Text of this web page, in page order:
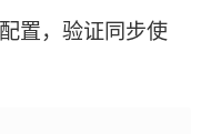
置，验证同步使